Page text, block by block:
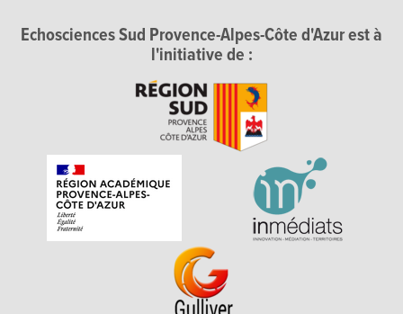
Echosciences Sud Provence-Alpes-Côte d'Azur est à
l'initiative de :